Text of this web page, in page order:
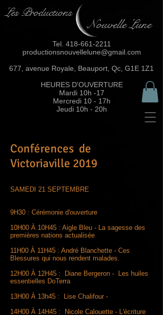
Les Productions
Nouvelle Lune
Tel. 418-661-2211
productionsnouvellelune@gmail.com
677, avenue Royale, Beauport, Qc, G1E 1Z1
HEURES D'OUVERTURE
Mardi 10h -17
Mercredi 10 - 17h
Jeudi 10h - 20h
Conférences de
Victoriaville 2019
SAMEDI 21 SEPTEMBRE
9H30 : Cérémonie d'ouverture
10H00 À 10H45 : Aigle Bleu - La sagesse des
premières nations actualisée
11H00 À 11H45 : André Blanchette - Ces
Blessures qui nous rendent malades.
12H00 À 12H45 : Diane Bergeron - Les huiles
essentielles DoTerra
13H00 À 13h45 : Lise Chalifour -
14H00 À 14H45 : Nicole Calouette - L'écriture